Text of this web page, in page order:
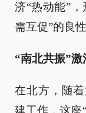
济“热动能”
需互促”的良性
“南北共振”
在北方，随
建工作，这座